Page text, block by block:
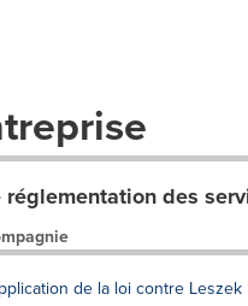
des
de la loi contre